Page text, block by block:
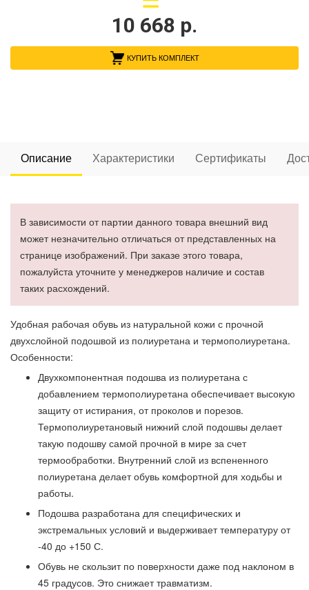
10 668 р.
КУПИТЬ КОМПЛЕКТ
Описание Характеристики Сертификаты
В зависимости от партии данного товара внешний вид
может незначительно отличаться от представленных на
странице изображений. При заказе этого товара,
пожалуйста уточните у менеджеров наличие и состав
таких расхождений.
Удобная рабочая обувь из натуральной кожи с прочной
двухслойной подошвой из полиуретана и термополиуретана.
Особенности:
Двухкомпонентная подошва из полиуретана с
добавлением термополиуретана обеспечивает высокую
защиту от истирания, от проколов и порезов.
Термополиуретановый нижний слой подошвы делает
такую подошву самой прочной в мире за счет
термообработки. Внутренний слой из вспененного
полиуретана делает обувь комфортной для ходьбы и
работы.
Подошва разработана для специфических и
экстремальных условий и выдерживает температуру от
-40 до +150 С.
Обувь не скользит по поверхности даже под наклоном в
45 градусов. Это снижает травматизм.